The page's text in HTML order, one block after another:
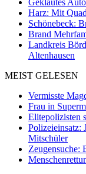
Geklautes
Harz: Mit
Schönebeck:
Brand
Landkreis
Altenhausen
MEIST GELESEN
Vermisste
Frau in
Elitepolizisten
Polizeieinsatz:
Mitschüler
Zeugensuche: